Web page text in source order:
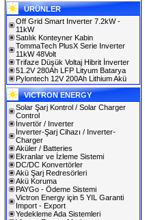
ÜRÜNLER
Off Grid Smart Inverter 7.2kW -
11kW
Satılık Konteyner Kabin
TommaTech PlusX Serie Inverter
11kW 48Volt
Trifaze Düşük Voltaj Hibrit İnverter
51.2V 280Ah LFP Lityum Batarya
Pylontech 12V 200Ah Lithium Akü
VICTRON ENERGY
Solar Şarj Kontrol / Solar Charger
Control
İnvertör / Inverter
İnverter-Şarj Cihazı / Inverter-
Charger
Aküler / Batteries
Ekranlar ve İzleme Sistemi
DC/DC Konvertörler
Akü Şarj Redresörleri
Akü Koruma
PAYGo - Ödeme Sistemi
Victron Energy için 5 YIL Garanti
Import - Export
Yedekleme Ada Sistemleri